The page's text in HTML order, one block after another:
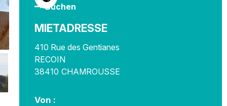
Buchen
MIETADRESSE
410 Rue des Gentianes
RECOIN
38410 CHAMROUSSE
Von :